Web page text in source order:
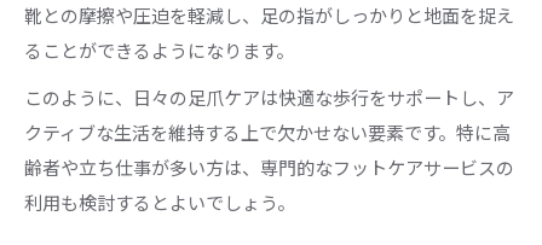
足爪ケアと角質除去で足元を一層健康に保つ
足爪と角質の同時ケアで美しさと健康を実現
フットケア角質除去が足爪にもたらすメリット
足爪ケアと角質ケアの組み合わせが重要な理由
靴との摩擦や圧迫を軽減し、足の指がしっかりと地面を捉え
ることができるようになります。
このように、日々の足爪ケアは快適な歩行をサポートし、ア
クティブな生活を維持する上で欠かせない要素です。特に高
齢者や立ち仕事が多い方は、専門的なフットケアサービスの
利用も検討するとよいでしょう。